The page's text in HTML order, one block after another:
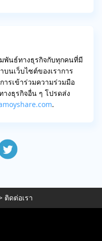
พันธ์ทางธุรกิจกับทุกคนที่มี
นเว็บไซต์ของเราการ
รเข้าร่วมความร่วมมือ
างธุรกิจอื่น ๆ โปรดส่ง
.
ติดต่อเรา